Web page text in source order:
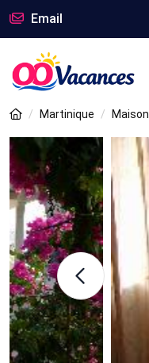
Email
Martinique Maison